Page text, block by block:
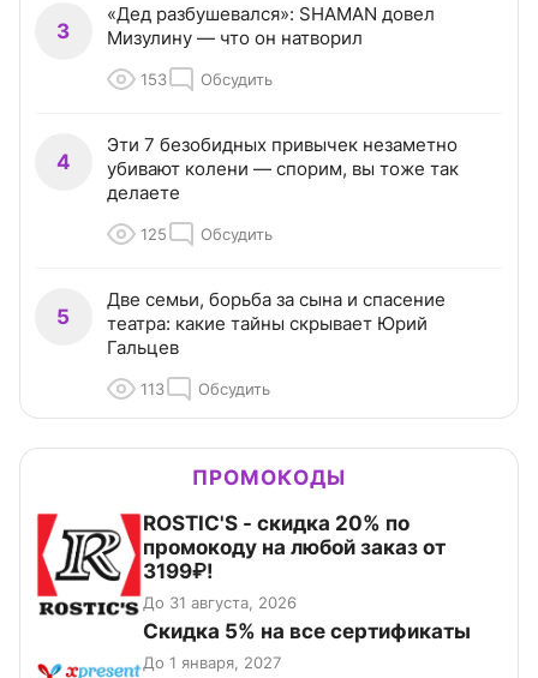
3
«Дед разбушевался»: SHAMAN довел
Мизулину — что он натворил
153 Обсудить
4
Эти 7 безобидных привычек незаметно
убивают колени — спорим, вы тоже так
делаете
125 Обсудить
5
Две семьи, борьба за сына и спасение
театра: какие тайны скрывает Юрий
Гальцев
113 Обсудить
ПРОМОКОДЫ
ROSTIC'S - скидка 20% по
промокоду на любой заказ от
3199₽!
До 31 августа, 2026
Скидка 5% на все сертификаты
До 1 января, 2027